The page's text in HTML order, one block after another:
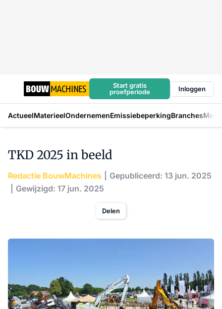
Start gratis
proefperiode
Inloggen
ActueelMaterieelOndernemenEmissiebeperkingBranches
TKD 2025 in beeld
Redactie BouwMachines
Gepubliceerd: 13 jun. 2025
Gewijzigd: 17 jun. 2025
Delen